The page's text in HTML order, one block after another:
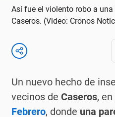
Así fue el violento robo a
Caseros. (Video: Cronos
Un nuevo hecho de
vecinos de Caseros,
Febrero, donde una